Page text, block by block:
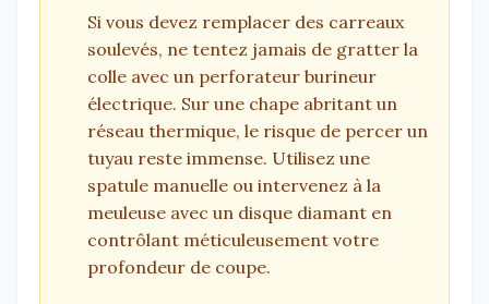
Si vous devez remplacer des carreaux
soulevés, ne tentez jamais de gratter la
colle avec un perforateur burineur
électrique. Sur une chape abritant un
réseau thermique, le risque de percer un
tuyau reste immense. Utilisez une
spatule manuelle ou intervenez à la
meuleuse avec un disque diamant en
contrôlant méticuleusement votre
profondeur de coupe.